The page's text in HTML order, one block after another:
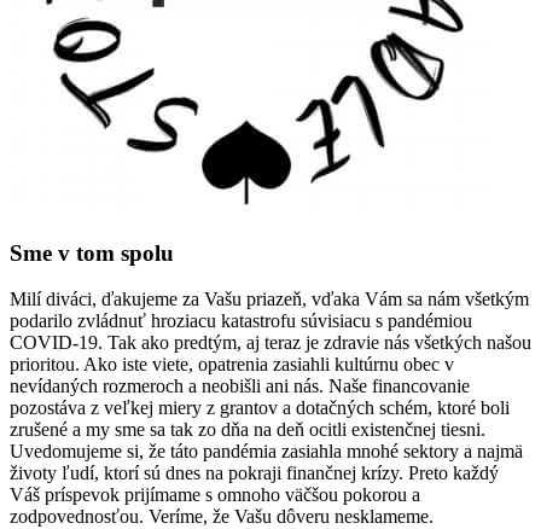
Sme v tom spolu
Milí diváci, ďakujeme za Vašu priazeň, vďaka Vám sa nám všetkým
podarilo zvládnuť hroziacu katastrofu súvisiacu s pandémiou
COVID-19. Tak ako predtým, aj teraz je zdravie nás všetkých našou
prioritou. Ako iste viete, opatrenia zasiahli kultúrnu obec v
nevídaných rozmeroch a neobišli ani nás. Naše financovanie
pozostáva z veľkej miery z grantov a dotačných schém, ktoré boli
zrušené a my sme sa tak zo dňa na deň ocitli existenčnej tiesni.
Uvedomujeme si, že táto pandémia zasiahla mnohé sektory a najmä
životy ľudí, ktorí sú dnes na pokraji finančnej krízy. Preto každý
Váš príspevok prijímame s omnoho väčšou pokorou a
zodpovednosťou. Veríme, že Vašu dôveru nesklameme.